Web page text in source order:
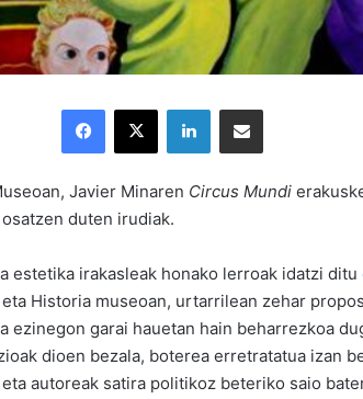
Javier Minaren Circus Mundi
duten irudiak.
estetika irakasleak honako lerroak idatzi ditu
Historia museoan, urtarrilean zehar
ezinegon garai hauetan hain beharrezkoa
dioen bezala, boterea erretratatua izan
autoreak satira politikoz beteriko saio